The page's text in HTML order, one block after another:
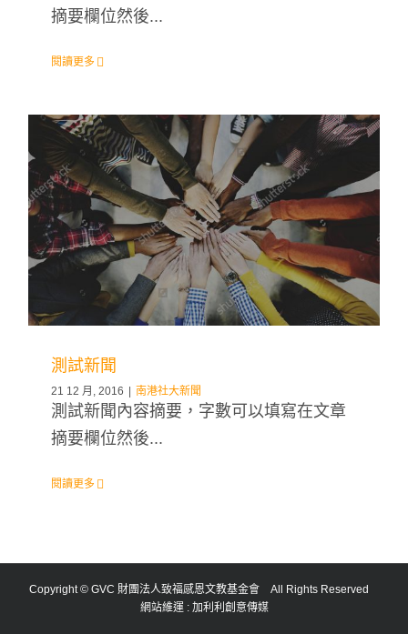
摘要欄位然後...
閱讀更多
測試新聞
21 12 月, 2016 | 南港社大新聞
測試新聞內容摘要，字數可以填寫在文章
摘要欄位然後...
閱讀更多
Copyright © GVC 財團法人致福感恩文教基金會 All Rights Reserved
網站維運 : 加利利創意傳媒